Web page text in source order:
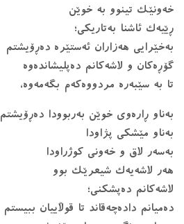
خەونێک تینوو بە خوێن
ڕێیەک ئاشنا بەتاریکی؛
بەخێرایی هەزاران ئەستێرە دەڕۆیشتم
گۆڕەکان و لاشەکانم دەپلیشاندەوە
تا بە سێبەرە مردووەکەم بگەمەوە،
بەناو ڕارەوی خوێن بەربوودا دەڕۆیشتم
بەناو مێشکی پژاودا
بەسەر لاق و خەونی کوژراودا
هەر لاشەیەک شیعرێک بوو
لاشەکانم دەپشکنی؛
دەمیانم دادەچەقاند تا قوڵاییان ببیستم